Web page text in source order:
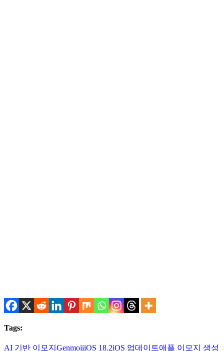
Tags:
AI 기반 이모지 GenmojiiOS 18.2iOS 업데이트애플 이모지 생성